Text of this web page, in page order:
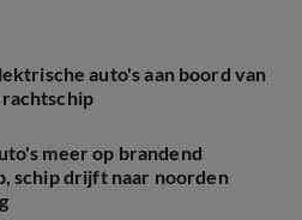
auto's aan boord van
meer op brandend
schip drijft naar noorden